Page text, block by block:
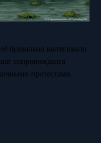
буквально вытягивали
сопровождался
протестами.